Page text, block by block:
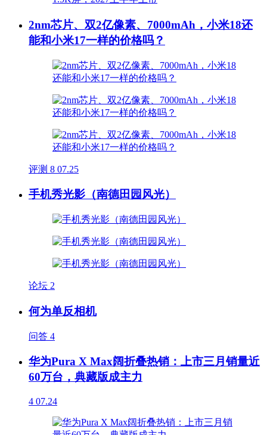
2nm芯片、双2亿像素、7000mAh，小米18还
能和小米17一样的价格吗？
评测 8 07.25
手机秀光影（南德田园风光）
论坛 2
何为单反相机
问答 4
华为Pura X Max阔折叠热销：上市三月销量近
60万台，典藏版成主力
4 07.24